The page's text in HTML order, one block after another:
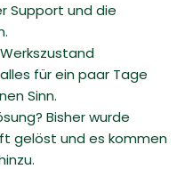
Support und die
für ein paar Tage
Sinn.
Bisher wurde
gelöst und es kommen